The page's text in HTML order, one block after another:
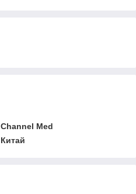
Channel Med
Китай